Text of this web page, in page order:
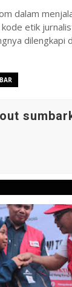
dalam
etik
dilengkapi